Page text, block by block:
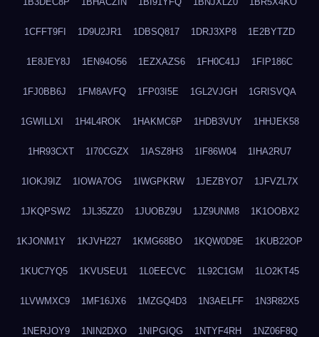
1CFFT9FI 1D9U2JR1 1DBSQ817 1DRJ3XP8 1E2BYTZD
1E8JEY8J 1EN94O56 1EZXAZS6 1FH0C41J 1FIP186C
1FJ0BB6J 1FM8AVFQ 1FP03I5E 1GL2VJGH 1GRISVQA
1GWILLXI 1H4L4ROK 1HAKMC6P 1HDB3VUY 1HHJEK58
1HR93CXT 1I70CGZX 1IASZ8H3 1IF86W04 1IHA2RU7
1IOKJ9IZ 1IOWA7OG 1IWGPKRW 1JEZBYO7 1JFVZL7X
1JKQPSW2 1JL35ZZ0 1JUOBZ9U 1JZ9UNM8 1K1OOBX2
1KJONM1Y 1KJVH227 1KMG68BO 1KQW0D9E 1KUB22OP
1KUC7YQ5 1KVUSEU1 1L0EECVC 1L92C1GM 1LO2KT45
1LVWMXC9 1MF16JX6 1MZGQ4D3 1N3AELFF 1N3R82X5
1NERJOY9 1NIN2DXO 1NIPGIQG 1NTYF4RH 1NZ06F8Q